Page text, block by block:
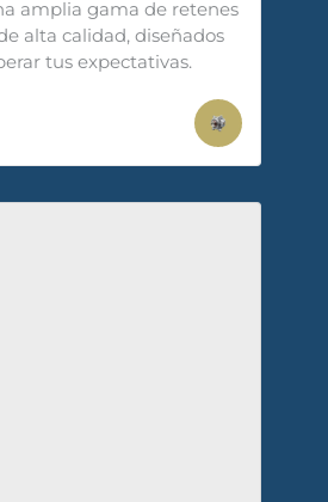
amplia gama de retenes
alta calidad, diseñados
tus expectativas.